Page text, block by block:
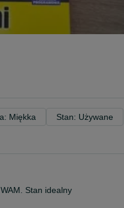
Miękka
Stan: Używane
Stan idealny